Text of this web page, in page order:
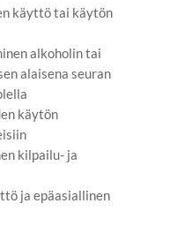
käyttö tai käytön
alkoholin tai
alaisena seuran
käytön
kilpailu- ja
ja epäasiallinen